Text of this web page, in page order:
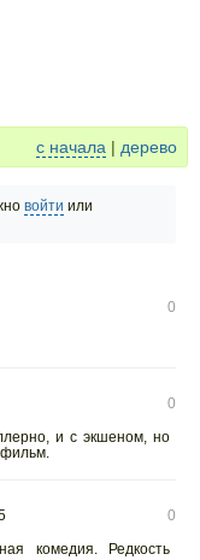
с начала | дерево
войти или
0
0
и с экшеном, но
0
комедия. Редкость